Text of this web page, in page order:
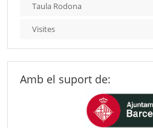
Taula Rodona
Visites
Amb el suport de: